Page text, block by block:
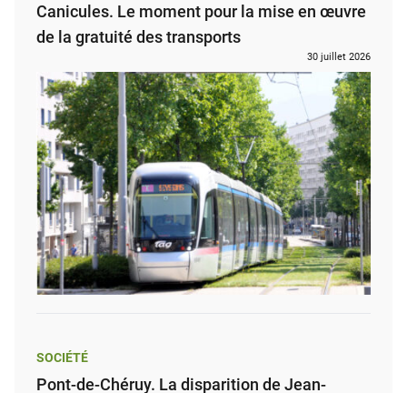
Canicules. Le moment pour la mise en œuvre
de la gratuité des transports
30 juillet 2026
SOCIÉTÉ
Pont-de-Chéruy. La disparition de Jean-